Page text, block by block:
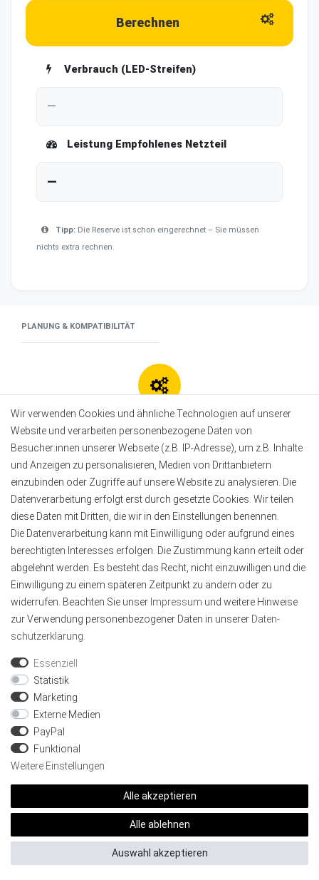
Berechnen
Verbrauch (LED-Streifen)
—
Leistung Empfohlenes Netzteil
—
Tipp: Die Reserve ist schon eingerechnet – Sie müssen
nichts extra rechnen.
PLANUNG & KOMPATIBILITÄT
Kompatibilitätsmatrix
RGBW-Controller
Muss
RGBW Beleuchtung (4-Kanal)
unterstützen
Kompatible RGBW-Controller:
E3-WR , E3-RF , E3-ZR
FUT037Z+ , FUT037S+
Controllern (3-Kanal)
Nicht Kompatibel mit CCT-Controllern
Nicht Kompatibel mit SPI- oder DMX-
Controllern
Netzteil
24V wird benötigt
Wir verwenden Cookies und ähnliche Technologien auf unserer
Website und verarbeiten personenbezogene Daten von
Besucher:innen unserer Webseite (z.B. IP-Adresse), um z.B. Inhalte
und Anzeigen zu personalisieren, Medien von Drittanbietern
einzubinden oder Zugriffe auf unsere Website zu analysieren. Die
Datenverarbeitung erfolgt erst durch gesetzte Cookies. Wir teilen
diese Daten mit Dritten, die wir in den Einstellungen benennen.
Die Datenverarbeitung kann mit Einwilligung oder aufgrund eines
berechtigten Interesses erfolgen. Die Zustimmung kann erteilt oder
abgelehnt werden. Es besteht das Recht, nicht einzuwilligen und die
Einwilligung zu einem späteren Zeitpunkt zu ändern oder zu
widerrufen. Beachten Sie unser Impressum und weitere Hinweise
zur Verwendung personenbezogener Daten in unserer Daten­
schutz­erklärung
Essenziell
Statistik
Marketing
Externe Medien
PayPal
Funktional
Weitere Einstellungen
Alle akzeptieren
Alle ablehnen
Auswahl akzeptieren